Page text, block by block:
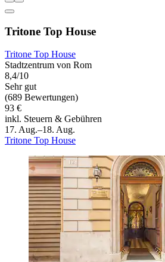
Tritone Top House
Tritone Top House
Stadtzentrum von Rom
8,4/10
Sehr gut
(689 Bewertungen)
93 €
inkl. Steuern & Gebühren
17. Aug.–18. Aug.
Tritone Top House